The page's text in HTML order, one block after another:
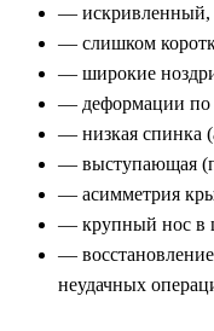
— искривленный,
— слишком
— широкие
— деформации по
— низкая спинка
— выступающая
— асимметрия
— крупный нос в
—
неудачных